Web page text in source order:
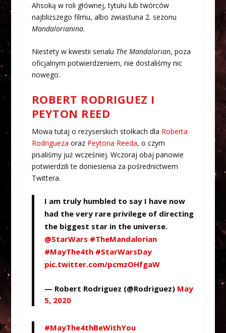
Ahsoką w roli głównej, tytułu lub twórców
najbliższego filmu, albo zwiastuna 2. sezonu
Mandalorianina.
Niestety w kwestii serialu The Mandalorian, poza
oficjalnym potwierdzeniem, nie dostaliśmy nic
nowego.
ROBERT RODRIGUEZ I
PEYTON REED
Mowa tutaj o reżyserskich stołkach dla Roberta
Rodrigueza oraz Peytona Reeda, o czym
pisaliśmy już wcześniej. Wczoraj obaj panowie
potwierdzili te doniesienia za pośrednictwem
Twittera.
I am truly humbled to say I have now
had the very rare privilege of directing
the biggest star in the universe.
@StarWars #TheMandalorian
#MayThe4th #StarWarsDay
pic.twitter.com/pcmzOHfgaW
— Robert Rodriguez (@Rodriguez) May
5, 2020
#MayThe4thBeWithYou